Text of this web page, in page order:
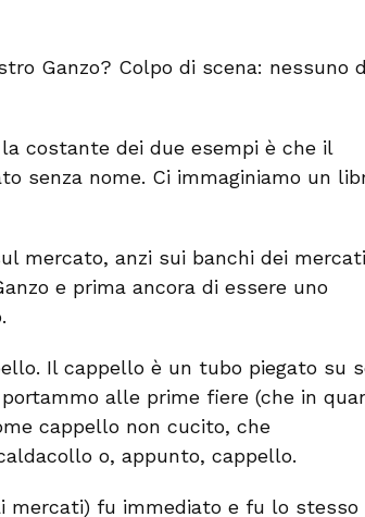
Ganzo? Colpo di scena: nessuno
costante dei due esempi è che il
senza nome. Ci immaginiamo un
mercato, anzi sui banchi dei
e prima ancora di essere uno
Il cappello è un tubo piegato su
alle prime fiere (che in
cappello non cucito, che
o, appunto, cappello.
mercati) fu immediato e fu lo stesso